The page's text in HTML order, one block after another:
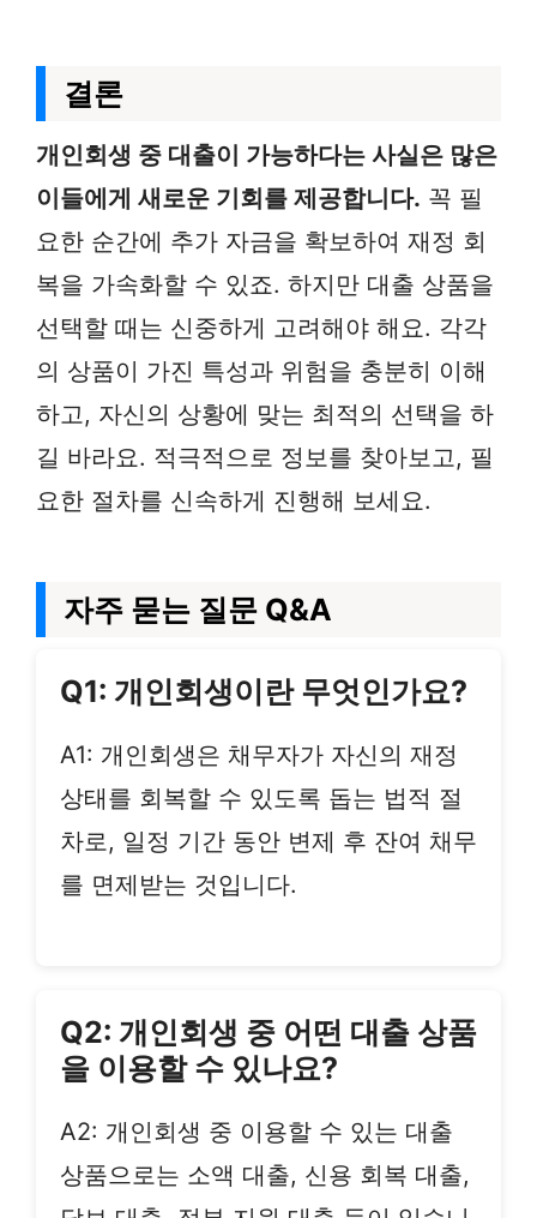
결론
개인회생 중 대출이 가능하다는 사실은 많은
이들에게 새로운 기회를 제공합니다. 꼭 필
요한 순간에 추가 자금을 확보하여 재정 회
복을 가속화할 수 있죠. 하지만 대출 상품을
선택할 때는 신중하게 고려해야 해요. 각각
의 상품이 가진 특성과 위험을 충분히 이해
하고, 자신의 상황에 맞는 최적의 선택을 하
길 바라요. 적극적으로 정보를 찾아보고, 필
요한 절차를 신속하게 진행해 보세요.
자주 묻는 질문 Q&A
Q1: 개인회생이란 무엇인가요?
A1: 개인회생은 채무자가 자신의 재정
상태를 회복할 수 있도록 돕는 법적 절
차로, 일정 기간 동안 변제 후 잔여 채무
를 면제받는 것입니다.
Q2: 개인회생 중 어떤 대출 상품
을 이용할 수 있나요?
A2: 개인회생 중 이용할 수 있는 대출
상품으로는 소액 대출, 신용 회복 대출,